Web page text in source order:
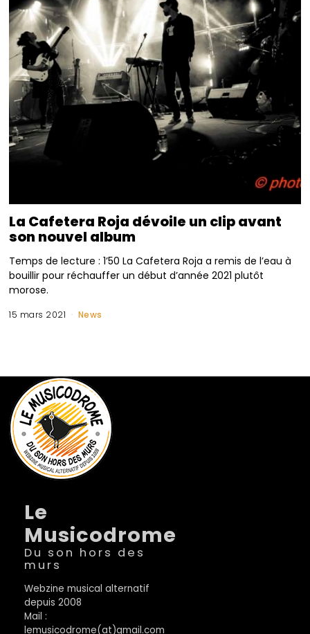
La Cafetera Roja dévoile un clip avant
son nouvel album
Temps de lecture : 1’50 La Cafetera Roja a remis de l’eau à
bouillir pour réchauffer un début d’année 2021 plutôt
morose.
15 mars 2021 News
Le
Musicodrome
Du son hors des
murs
Webzine musical alternatif
depuis 2008
Mail :
lemusicodrome(at)gmail.com